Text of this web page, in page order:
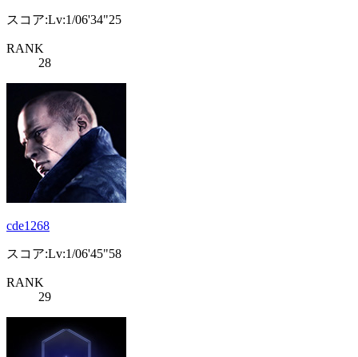
スコア:Lv:1/06'34"25
RANK
28
cde1268
スコア:Lv:1/06'45"58
RANK
29